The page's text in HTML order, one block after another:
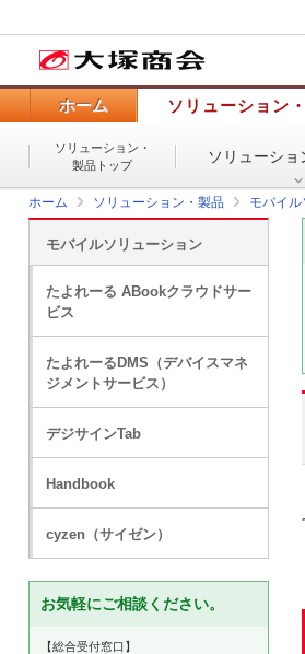
ホーム ソリューション
ソリューション・
製品トップ
ソリューショ
ホーム ソリューション・製品 モバイ
モバイルソリューション
たよれーる ABookクラウドサー
ビス
たよれーるDMS（デバイスマネ
ジメントサービス）
デジサインTab
Handbook
cyzen（サイゼン）
お気軽にご相談ください。
【総合受付窓口】